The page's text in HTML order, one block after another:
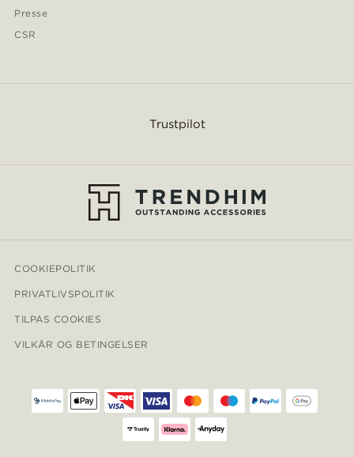
Presse
CSR
Trustpilot
COOKIEPOLITIK
PRIVATLIVSPOLITIK
TILPAS COOKIES
VILKÅR OG BETINGELSER